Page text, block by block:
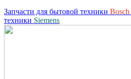
Запчасти для бытовой техники Bosch
техники Siemens